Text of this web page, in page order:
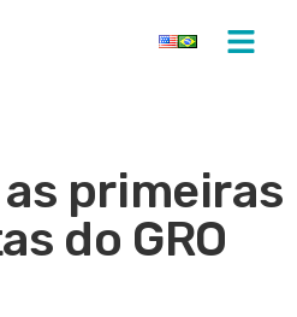
as primeiras
do GRO